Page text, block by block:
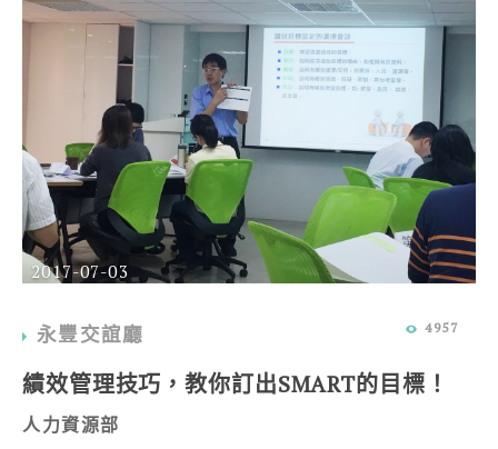
2017-07-03
永豐交誼廳 4957
績效管理技巧，教你訂出SMART的目標！
人力資源部